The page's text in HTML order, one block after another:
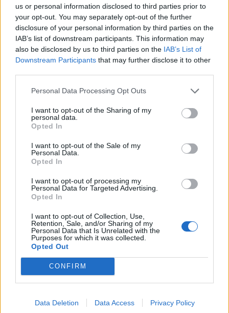
us or personal information disclosed to third parties prior to
your opt-out. You may separately opt-out of the further
disclosure of your personal information by third parties on the
IAB’s list of downstream participants. This information may
also be disclosed by us to third parties on the IAB’s List of
Downstream Participants that may further disclose it to other
Personal Data Processing Opt Outs
I want to opt-out of the Sharing of my
personal data.
Opted In
I want to opt-out of the Sale of my
Personal Data.
Opted In
I want to opt-out of processing my
Personal Data for Targeted Advertising.
Opted In
I want to opt-out of Collection, Use,
Retention, Sale, and/or Sharing of my
Personal Data that Is Unrelated with the
Purposes for which it was collected.
Opted Out
CONFIRM
Data Deletion Data Access Privacy Policy
VW: Η δύσκολη εξίσωση της
αναδιάρθρωσης
18η συνεχόμενη χρονιά για τον
ΟΤΕ στη διεθνή σειρά δεικτών
FTSE4Good
Alpha Bank: Για πρώτη φορά το Αρχαίο Θέατρο Επιδαύρου άνοιξε τις
ESG Report 2025: Πώς η ΑΒ Βασιλόπουλος μετατρέπει τη
βιωσιμότητα σε καθημερινή πράξη
ΠΕΡΙΣΣΌΤΕΡΑ ΣΕ ΑΥΤΉ ΤΗΝ ΚΑΤΗΓΟΡΊΑ
Folli- Follie: Δεν υπάρχει
άλλη έκθεση από την
31/10/2018 - 02:00
Sial 2018